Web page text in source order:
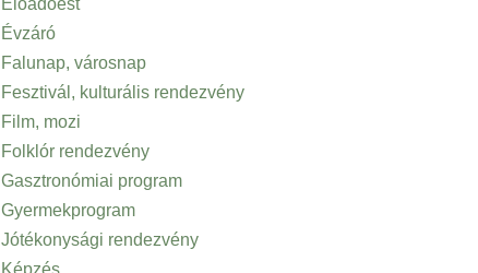
Előadóest
Évzáró
Falunap, városnap
Fesztivál, kulturális rendezvény
Film, mozi
Folklór rendezvény
Gasztronómiai program
Gyermekprogram
Jótékonysági rendezvény